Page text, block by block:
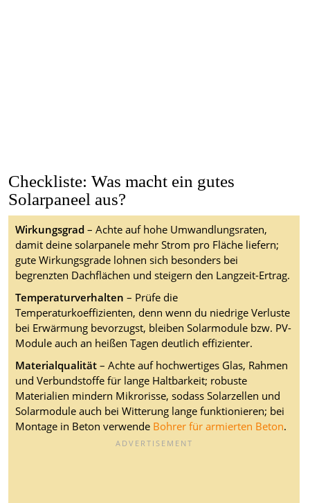
Checkliste: Was macht ein gutes
Solarpaneel aus?
Wirkungsgrad– Achte auf hohe Umwandlungsraten,
damit deine solarpanele mehr Strom pro Fläche liefern;
gute Wirkungsgrade lohnen sich besonders bei
begrenzten Dachflächen und steigern den Langzeit-Ertrag.
Temperaturverhalten – Prüfe die
Temperaturkoeffizienten, denn wenn du niedrige Verluste
bei Erwärmung bevorzugst, bleiben Solarmodule bzw. PV-
Module auch an heißen Tagen deutlich effizienter.
Materialqualität– Achte auf hochwertiges Glas, Rahmen
und Verbundstoffe für lange Haltbarkeit; robuste
Materialien mindern Mikrorisse, sodass Solarzellen und
Solarmodule auch bei Witterung lange funktionieren; bei
Montage in Beton verwende Bohrer für armierten Beton.